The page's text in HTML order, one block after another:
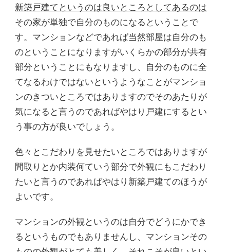
新築戸建てというのは良いところとしてあるのは
その家が単独で自分のものになるということで
す。マンションなどであれば当然部屋は自分のも
のということになりますがいくらかの部分が共有
部分ということにもなりますし、自分のものに全
てなるわけではないというようなことがマンショ
ンのきついところではありますのでそのあたりが
気になると言うのであればやはり戸建にするとい
う事の方が良いでしょう。
色々とこだわりを見せたいところではありますが
間取りとか内装何ていう部分で外観にもこだわり
たいと言うのであればやはり新築戸建てのほうが
よいです。
マンションの外観というのは自分でどうにかでき
るというものでもありませんし、マンションその